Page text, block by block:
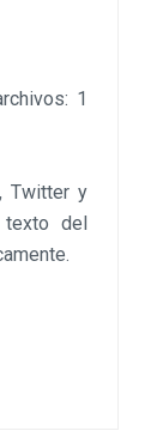
1
Twitter y
del